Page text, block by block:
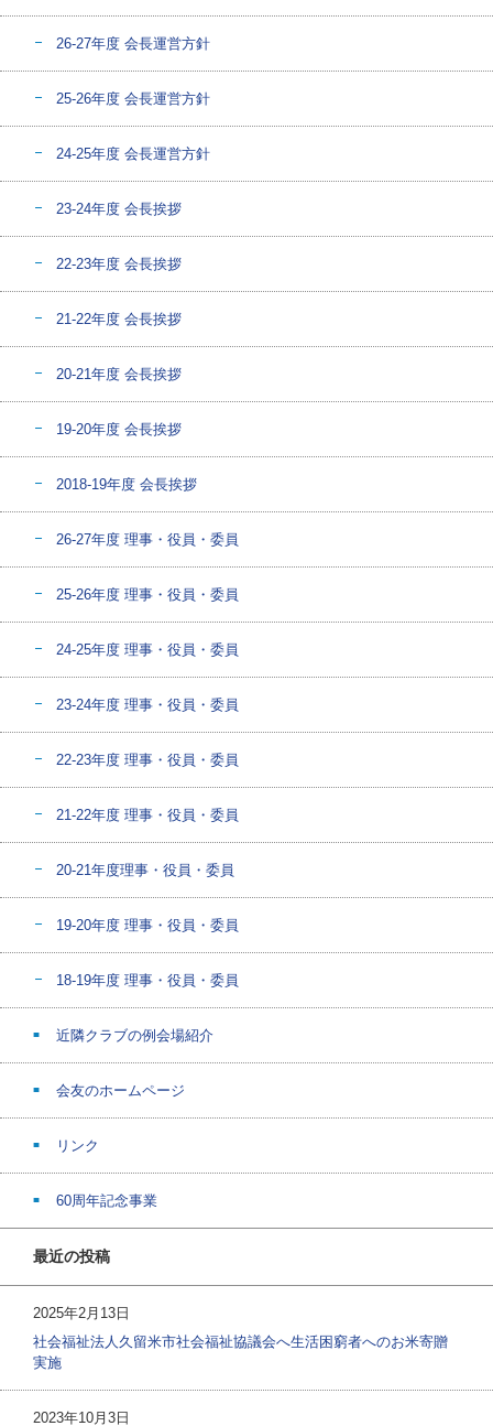
26-27年度 会長運営方針
25-26年度 会長運営方針
24-25年度 会長運営方針
23-24年度 会長挨拶
22-23年度 会長挨拶
21-22年度 会長挨拶
20-21年度 会長挨拶
19-20年度 会長挨拶
2018-19年度 会長挨拶
26-27年度 理事・役員・委員
25-26年度 理事・役員・委員
24-25年度 理事・役員・委員
23-24年度 理事・役員・委員
22-23年度 理事・役員・委員
21-22年度 理事・役員・委員
20-21年度理事・役員・委員
19-20年度 理事・役員・委員
18-19年度 理事・役員・委員
近隣クラブの例会場紹介
会友のホームページ
リンク
60周年記念事業
最近の投稿
2025年2月13日
社会福祉法人久留米市社会福祉協議会へ生活困窮者へのお米寄贈
実施
2023年10月3日